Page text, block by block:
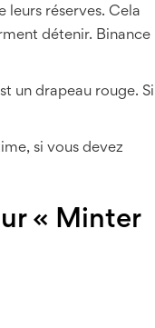
leurs réserves. Cela
détenir. Binance
un drapeau rouge. Si
si vous devez
« Minter